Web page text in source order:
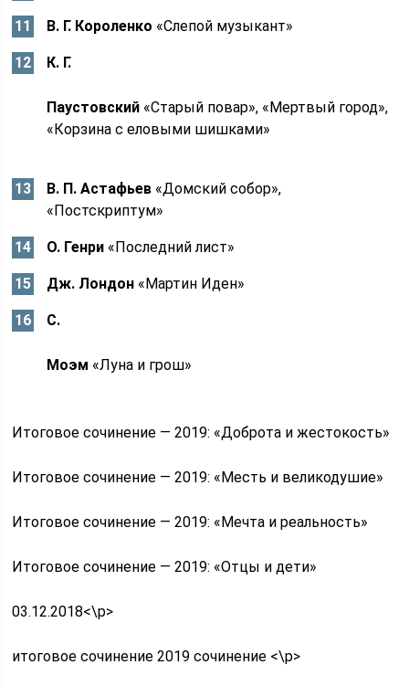
В. Г. Короленко «Слепой музыкант»
К. Г.
Паустовский «Старый повар», «Мертвый город»,
«Корзина с еловыми шишками»
В. П. Астафьев «Домский собор»,
«Постскриптум»
О. Генри «Последний лист»
Дж. Лондон «Мартин Иден»
С.
Моэм «Луна и грош»
Итоговое сочинение — 2019: «Доброта и жестокость»
Итоговое сочинение — 2019: «Месть и великодушие»
Итоговое сочинение — 2019: «Мечта и реальность»
Итоговое сочинение — 2019: «Отцы и дети»
03.12.2018<\p>
итоговое сочинение 2019 сочинение <\p>